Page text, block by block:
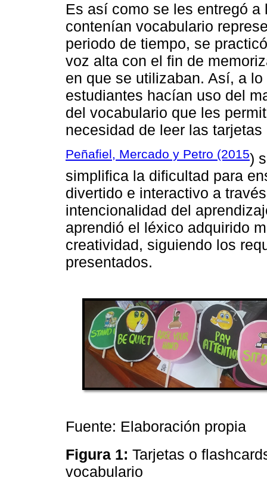
Es así como se les entregó
contenían vocabulario
periodo de tiempo, se
voz alta con el fin de
en que se utilizaban. Así, a
estudiantes hacían uso del
del vocabulario que les
necesidad de leer las
Peñafiel, Mercado y Petro (2015)
simplifica la dificultad para
divertido e interactivo a
intencionalidad del
aprendió el léxico adquirido
creatividad, siguiendo los
presentados.
Fuente: Elaboración propia
Figura 1: Tarjetas o
vocabulario